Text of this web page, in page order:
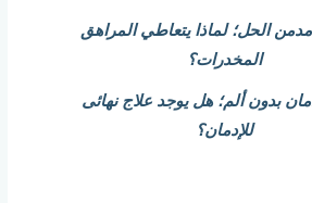
مدمن الحل؛ لماذا يتعاطي المراهق
المخدرات؟
بدون ألم؛ هل يوجد علاج نهائى
للإدمان؟